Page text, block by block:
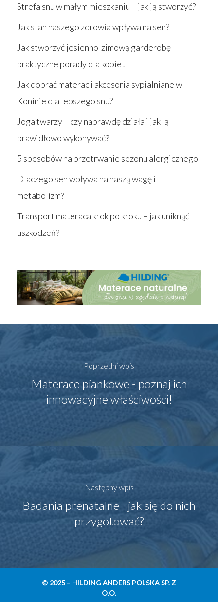
Strefa snu w małym mieszkaniu – jak ją stworzyć?
Jak stan naszego zdrowia wpływa na sen?
Jak stworzyć jesienno-zimową garderobę –
praktyczne porady dla kobiet
Jak dobrać materac i akcesoria sypialniane w
Koninie dla lepszego snu?
Joga twarzy – czy naprawdę działa i jak ją
prawidłowo wykonywać?
5 sposobów na przetrwanie sezonu alergicznego
Dlaczego sen wpływa na naszą wagę i
metabolizm?
Transport materaca krok po kroku – jak uniknąć
uszkodzeń?
Poprzedni wpis
Materace piankowe - poznaj ich
innowacyjne właściwości!
Następny wpis
Badania prenatalne - jak się do nich
przygotować?
© 2025 – HILDING ANDERS POLSKA SP. Z
O.O.